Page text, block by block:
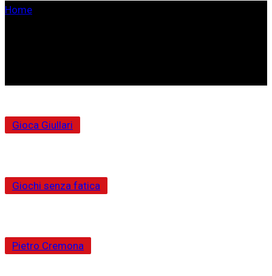
Home
Gioca Giullari
Giochi senza fatica
Pietro Cremona